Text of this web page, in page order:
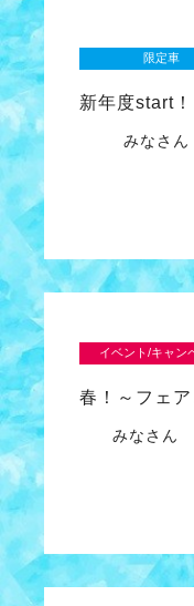
限定車
新年度start
みなさん
イベント/キャン
春！～フェ
みなさん